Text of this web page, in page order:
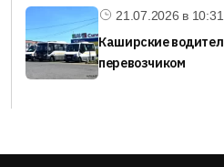
21.07.2026 в 10:31
Каширские
перевозчиком